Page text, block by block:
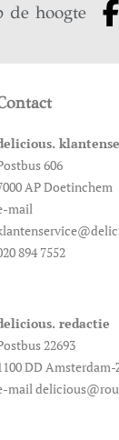
de hoogte
606
AP Doetinchem
mail
894 7552
redactie
22693
DD
mail